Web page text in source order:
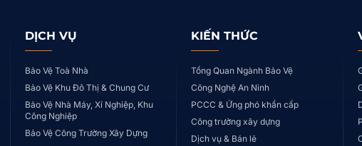
DỊCH VỤ
Bảo Vệ Toà Nhà
Bảo Vệ Khu Đô Thị & Chung Cư
Bảo Vệ Nhà Máy, Xí Nghiệp, Khu
Công Nghiệp
Bảo Vệ Công Trường Xây Dựng
KIẾN THỨC
Tổng Quan Ngành Bảo Vệ
Công Nghệ An Ninh
PCCC & Ứng phó khẩn cấp
Công trường xây dựng
Dịch vụ & Bán lẻ